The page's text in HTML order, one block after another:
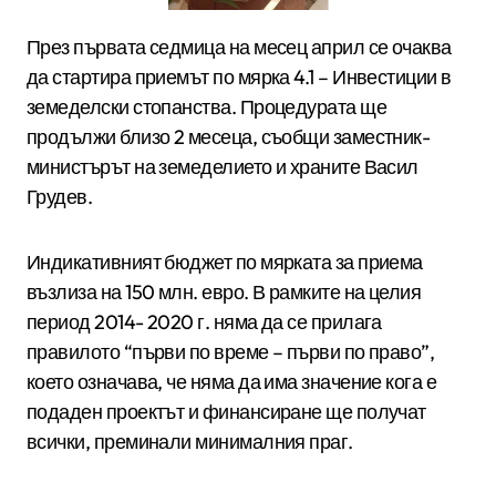
През първата седмица на месец април се очаква
да стартира приемът по мярка 4.1 – Инвестиции в
земеделски стопанства. Процедурата ще
продължи близо 2 месеца, съобщи заместник-
министърът на земеделието и храните Васил
Грудев.
Индикативният бюджет по мярката за приема
възлиза на 150 млн. евро. В рамките на целия
период 2014- 2020 г. няма да се прилага
правилото “първи по време – първи по право”,
което означава, че няма да има значение кога е
подаден проектът и финансиране ще получат
всички, преминали минималния праг.